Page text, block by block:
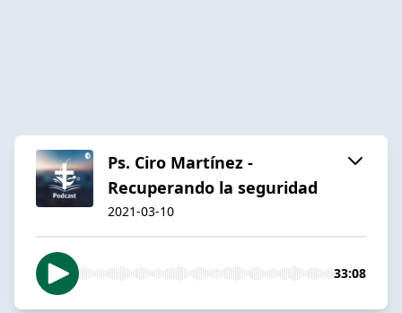
Ps. Ciro Martínez -
Recuperando la seguridad
2021-03-10
33:08